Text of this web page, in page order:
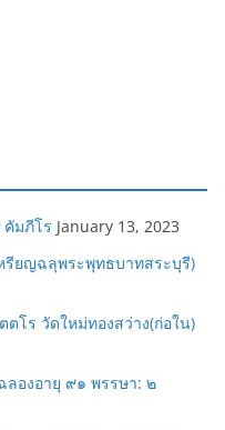
คัมภีโร January 13, 2023
รียญฉลุพระพุทธบาทสระบุรี)
โร วัดใหม่ทองสว่าง(ก่อใน)
ลองอายุ ๙๑ พรรษา: ๒